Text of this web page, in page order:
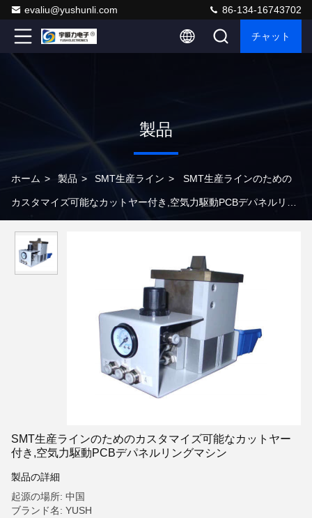
evaliu@yushunli.com 86-134-16743702
チャット
製品
ホーム > 製品 > SMT生産ライン > SMT生産ラインのための
カスタマイズ可能なカットヤー付き,空気力駆動PCBデパネルリン
SMT生産ラインのためのカスタマイズ可能なカットヤー
付き,空気力駆動PCBデパネルリングマシン
製品の詳細
起源の場所: 中国
ブランド名: YUSH